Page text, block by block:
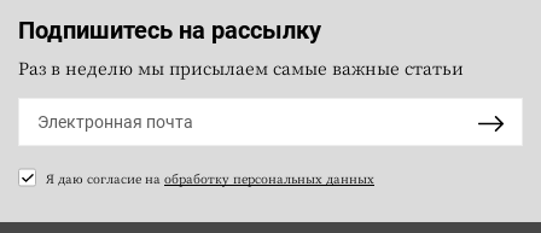
Подпишитесь на рассылку
Раз в неделю мы присылаем самые важные статьи
Я даю согласие на обработку персональных данных